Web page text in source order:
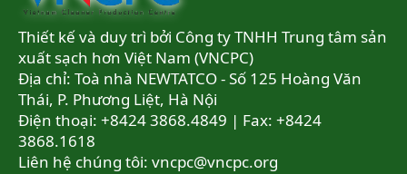
Thiết kế và duy trì bởi Công ty TNHH Trung tâm sản
xuất sạch hơn Việt Nam (VNCPC)
Địa chỉ: Toà nhà NEWTATCO - Số 125 Hoàng Văn
Thái, P. Phương Liệt, Hà Nội
Điện thoại: +8424 3868.4849 | Fax: +8424
3868.1618
Liên hệ chúng tôi: vncpc@vncpc.org